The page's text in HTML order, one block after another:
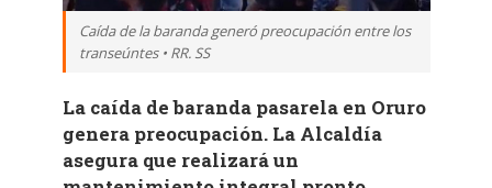
Caída de la baranda generó preocupación entre los
transeúntes • RR. SS
La caída de baranda pasarela en Oruro
genera preocupación. La Alcaldía
asegura que realizará un